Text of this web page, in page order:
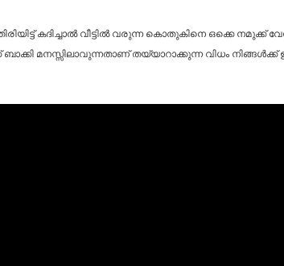
കദിച്ചാൽ വീട്ടിൽ വരുന്ന കൊതുകിനെ ഒക്കെ നമുക്ക്
മനസ്സിലാവുന്നതാണ് തയ്യാറാക്കുന്ന വിധം